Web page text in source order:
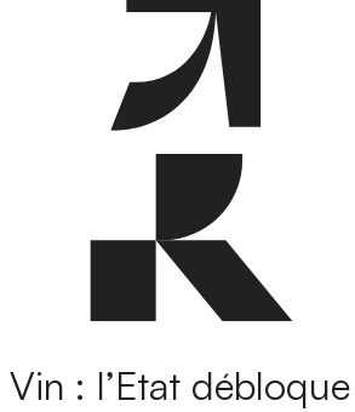
Vin : l’Etat